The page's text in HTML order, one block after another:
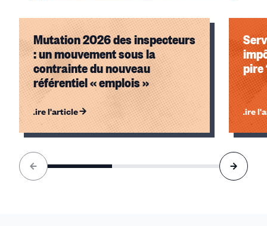
Mutation 2026 des inspecteurs
: un mouvement sous la
contrainte du nouveau
référentiel « emplois »
Lire l'article
pire
Lire